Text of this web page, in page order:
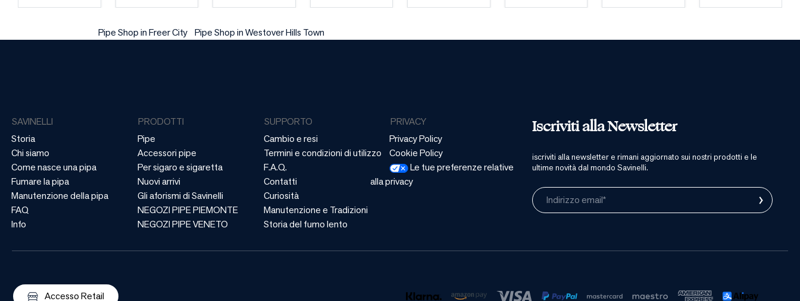
Pipe Shop in Freer City Pipe Shop in Westover Hills Town
Iscriviti alla Newsletter
iscriviti alla newsletter e rimani aggiornato sui nostri prodotti e le
ultime novità dal mondo Savinelli.
Indirizzo email* ›
SAVINELLI
Storia
Chi siamo
Come nasce una pipa
Fumare la pipa
Manutenzione della pipa
FAQ
Info
PRODOTTI
Pipe
Accessori pipe
Per sigaro e sigaretta
Nuovi arrivi
Gli aforismi di Savinelli
NEGOZI PIPE PIEMONTE
NEGOZI PIPE VENETO
SUPPORTO
Cambio e resi
Termini e condizioni di utilizzo
F.A.Q.
Contatti
Curiosità
Manutenzione e Tradizioni
Storia del fumo lento
PRIVACY
Privacy Policy
Cookie Policy
Le tue preferenze relative
alla privacy
Accesso Retail